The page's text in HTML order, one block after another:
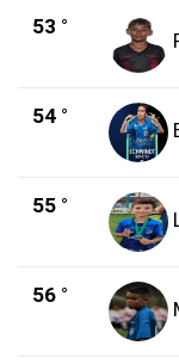
53 °
54 °
55 °
56 °